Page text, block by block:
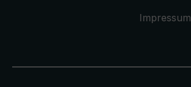
Impressum